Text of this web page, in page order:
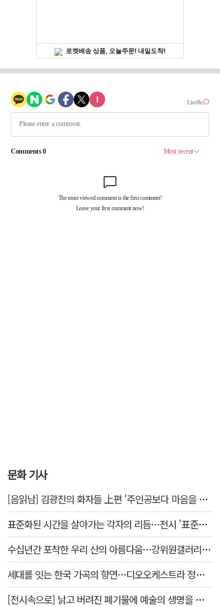
문화 기사
[음읽남] 김광진의 화자들 上편 '주인공보다 마음을 쓴 사람'
표준화된 시간을 살아가는 각자의 리듬…전시 '표준시차'
수십년간 포착한 우리 산의 아름다움…강위원갤러리 '팔공·지리展' 개최
세대를 잇는 한국 가곡의 향연…디오오케스트라 정기연주회 '노래의 날개 위에'
[전시속으로] 낡고 버려진 폐기물에 예술의 생명을 불어넣다…김결수 개인전